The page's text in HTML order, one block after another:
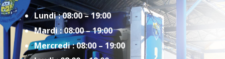
Lundi : 08:00 – 19:00
Mardi : 08:00 – 19:00
Mercredi : 08:00 – 19:00